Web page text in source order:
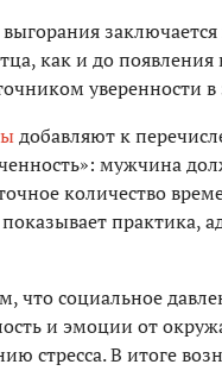
как и до появления
уверенности
добавляют к
мужчина
количество
практика,
что социальное
и эмоции от
стресса. В итоге